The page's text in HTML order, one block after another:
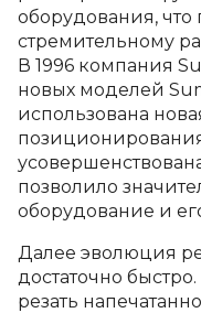
оборудования, что
стремительному
В 1996 компания
новых моделей
использована
позволило
оборудование и
Далее эволюция
достаточно
резать